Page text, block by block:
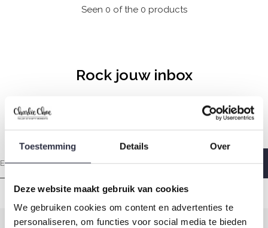
Toestemming Details Over
Deze website maakt gebruik van cookies
We gebruiken cookies om content en advertenties te
personaliseren, om functies voor social media te bieden
Seen 0 of the 0 products
Rock jouw inbox
Elke zondagochtend met liefde gemaakt zodat jij heerlijk
Klantenservice